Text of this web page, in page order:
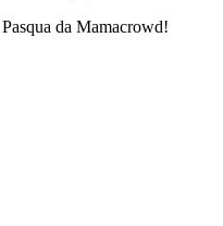
da Mamacrowd!